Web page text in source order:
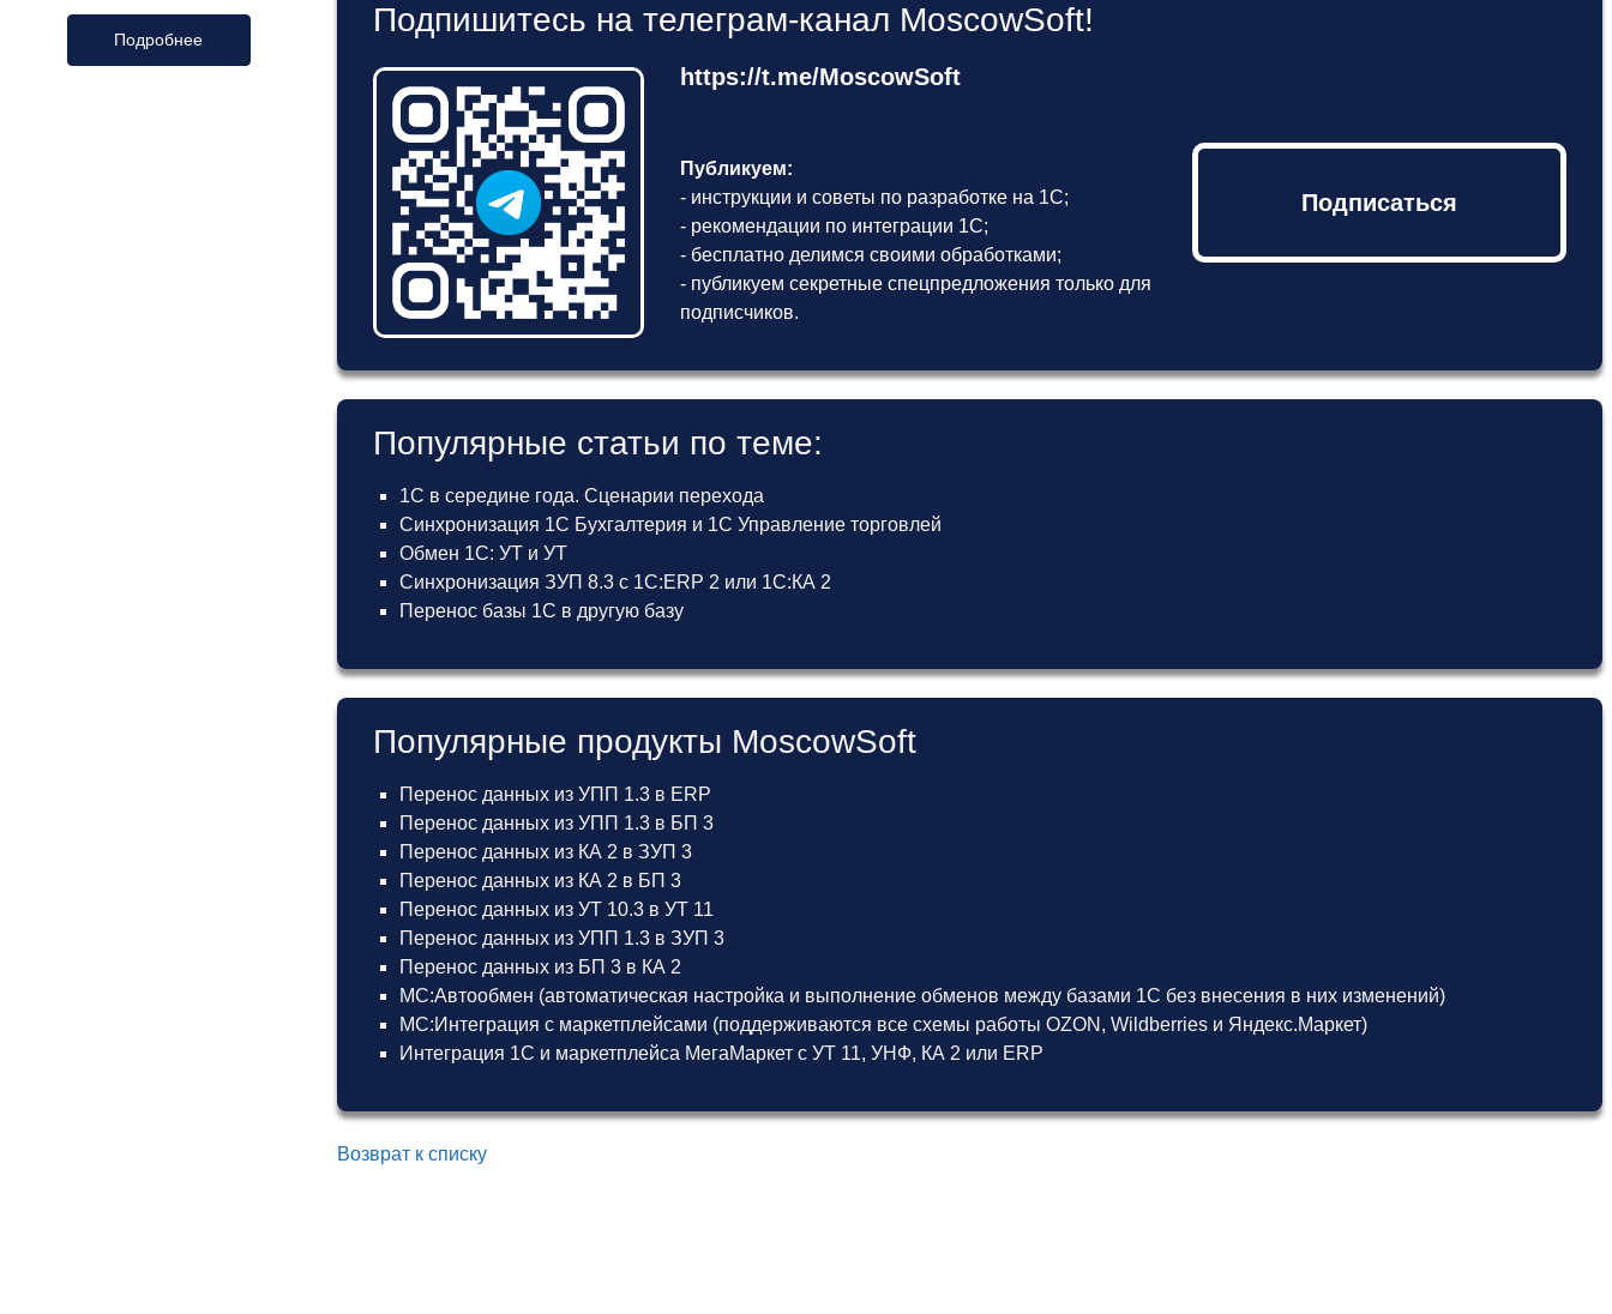
Подробнее
Подпишитесь на телеграм-канал MoscowSoft!
https://t.me/MoscowSoft
Публикуем:
- инструкции и советы по разработке на 1С;
- рекомендации по интеграции 1С;
- бесплатно делимся своими обработками;
- публикуем секретные спецпредложения только для
подписчиков.
Подписаться
Популярные статьи по теме:
1С в середине года. Сценарии перехода
Синхронизация 1С Бухгалтерия и 1С Управление торговлей
Обмен 1С: УТ и УТ
Синхронизация ЗУП 8.3 с 1С:ERP 2 или 1С:КА 2
Перенос базы 1С в другую базу
Популярные продукты MoscowSoft
Перенос данных из УПП 1.3 в ERP
Перенос данных из УПП 1.3 в БП 3
Перенос данных из КА 2 в ЗУП 3
Перенос данных из КА 2 в БП 3
Перенос данных из УТ 10.3 в УТ 11
Перенос данных из УПП 1.3 в ЗУП 3
Перенос данных из БП 3 в КА 2
МС:Автообмен (автоматическая настройка и выполнение обменов между базами 1С без внесения в них изменений)
МС:Интеграция с маркетплейсами (поддерживаются все схемы работы OZON, Wildberries и Яндекс.Маркет)
Интеграция 1С и маркетплейса МегаМаркет сУТ 11,УНФ, КА 2 или ERP
Возврат к списку